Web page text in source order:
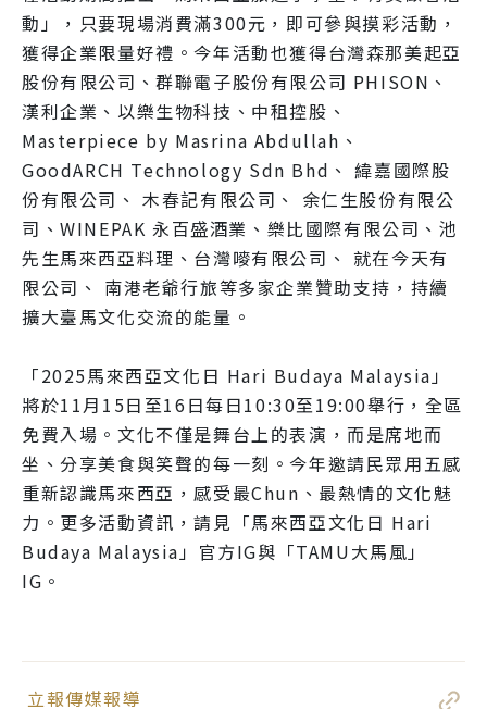
動」，只要現場消費滿300元，即可參與摸彩活動，
獲得企業限量好禮。今年活動也獲得台灣森那美起亞
股份有限公司、群聯電子股份有限公司 PHISON、
漢利企業、以樂生物科技、中租控股、
Masterpiece by Masrina Abdullah、
GoodARCH Technology Sdn Bhd、 緯嘉國際股
份有限公司、 木春記有限公司、 余仁生股份有限公
司、WINEPAK 永百盛酒業、樂比國際有限公司、池
先生馬來西亞料理、台灣嘜有限公司、 就在今天有
限公司、 南港老爺行旅等多家企業贊助支持，持續
擴大臺馬文化交流的能量。
「2025馬來西亞文化日 Hari Budaya Malaysia」
將於11月15日至16日每日10:30至19:00舉行，全區
免費入場。文化不僅是舞台上的表演，而是席地而
坐、分享美食與笑聲的每一刻。今年邀請民眾用五感
重新認識馬來西亞，感受最Chun、最熱情的文化魅
力。更多活動資訊，請見「馬來西亞文化日 Hari
Budaya Malaysia」官方IG與「TAMU大馬風」
IG。
立報傳媒報導